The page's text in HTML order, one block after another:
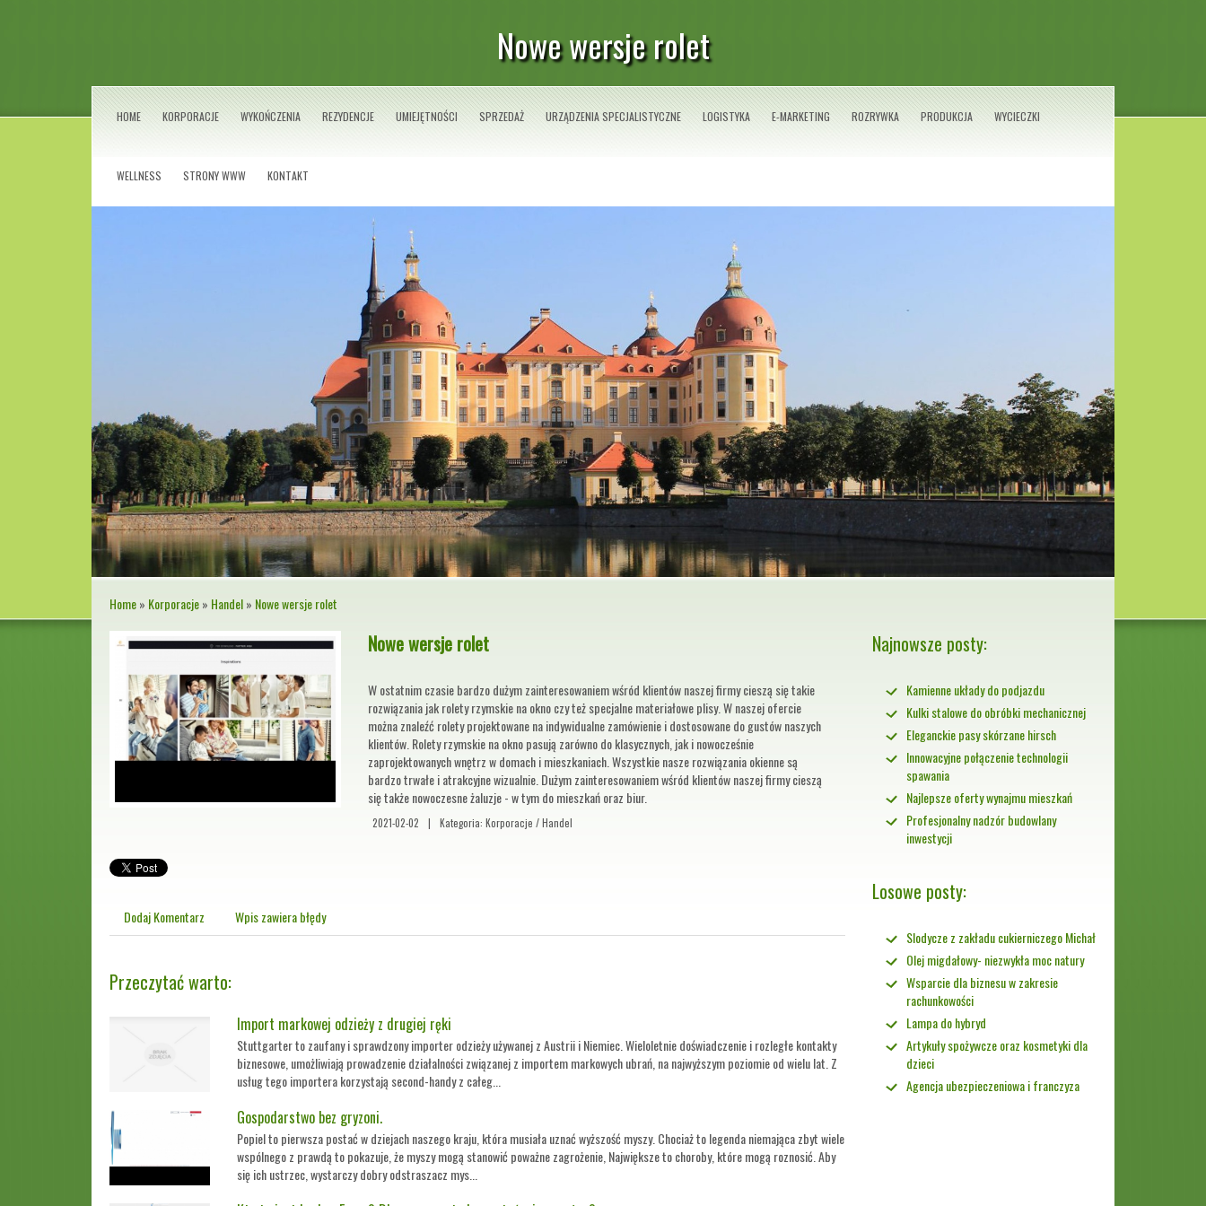
Nowe wersje rolet
HOME KORPORACJE WYKOŃCZENIA REZYDENCJE UMIEJĘTNOŚCI SPRZEDAŻ URZĄDZENIA SPECJALISTYCZNE LOGISTYKA E-MARKETING ROZRYWKA PRODUKCJA WYCIECZKI
WELLNESS STRONY WWW KONTAKT
Home» Korporacje» Handel» Nowe wersje rolet
Nowe wersje rolet
W ostatnim czasie bardzo dużym zainteresowaniem wśród klientów naszej firmy cieszą się takie
rozwiązania jak rolety rzymskie na okno czy też specjalne materiałowe plisy. W naszej ofercie
można znaleźć rolety projektowane na indywidualne zamówienie i dostosowane do gustów naszych
klientów. Rolety rzymskie na okno pasują zarówno do klasycznych, jak i nowocześnie
zaprojektowanych wnętrz w domach i mieszkaniach. Wszystkie nasze rozwiązania okienne są
bardzo trwałe i atrakcyjne wizualnie. Dużym zainteresowaniem wśród klientów naszej firmy cieszą
się także nowoczesne żaluzje - w tym do mieszkań oraz biur.
2021-02-02 | Kategoria: Korporacje / Handel
Dodaj Komentarz Wpis zawiera błędy
Przeczytać warto:
Import markowej odzieży z drugiej ręki
Stuttgarter to zaufany i sprawdzony importer odzieży używanej z Austrii i Niemiec. Wieloletnie doświadczenie i rozległe kontakty
biznesowe, umożliwiają prowadzenie działalności związanej z importem markowych ubrań, na najwyższym poziomie od wielu lat. Z
usług tego importera korzystają second-handy z całeg...
Gospodarstwo bez gryzoni.
Popiel to pierwsza postać w dziejach naszego kraju, która musiała uznać wyższość myszy. Chociaż to legenda niemająca zbyt wiele
wspólnego z prawdą to pokazuje, że myszy mogą stanowić poważne zagrożenie, Największe to choroby, które mogą roznosić. Aby
się ich ustrzec, wystarczy dobry odstraszacz mys...
Najnowsze posty:
Kamienne układy do podjazdu
Kulki stalowe do obróbki mechanicznej
Eleganckie pasy skórzane hirsch
Innowacyjne połączenie technologii
spawania
Najlepsze oferty wynajmu mieszkań
Profesjonalny nadzór budowlany
inwestycji
Losowe posty:
Slodycze z zakładu cukierniczego Michał
Olej migdałowy- niezwykła moc natury
Wsparcie dla biznesu w zakresie
rachunkowości
Lampa do hybryd
Artykuły spożywcze oraz kosmetyki dla
dzieci
Agencja ubezpieczeniowa i franczyza